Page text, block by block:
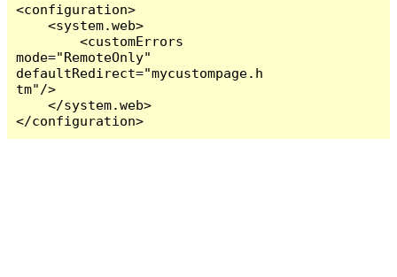
<configuration>
    <system.web>
        <customErrors
mode="RemoteOnly"
defaultRedirect="mycustompage.h
tm"/>
    </system.web>
</configuration>